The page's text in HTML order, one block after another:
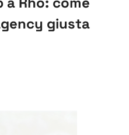
giusta